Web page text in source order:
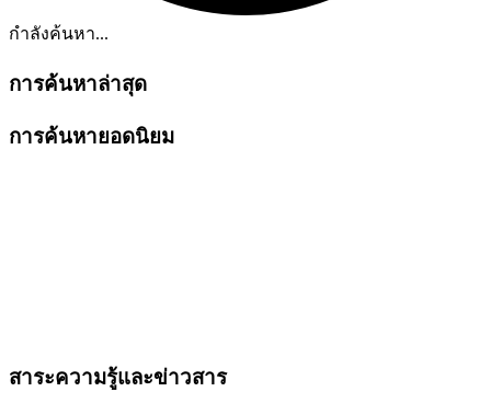
กำลังค้นหา...
การค้นหาล่าสุด
การค้นหายอดนิยม
สาระความรู้และข่าวสาร